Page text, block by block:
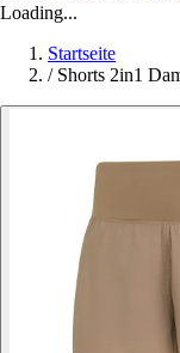
Loading...
Startseite
/ Shorts 2in1